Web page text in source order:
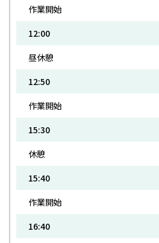
作業開始
12:00
昼休憩
12:50
作業開始
15:30
休憩
15:40
作業開始
16:40